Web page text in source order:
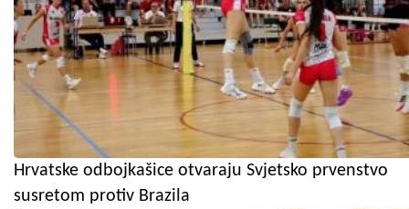
Hrvatske odbojkašice otvaraju Svjetsko prvenstvo
susretom protiv Brazila